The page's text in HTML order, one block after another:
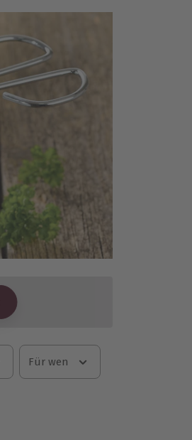
Für wen